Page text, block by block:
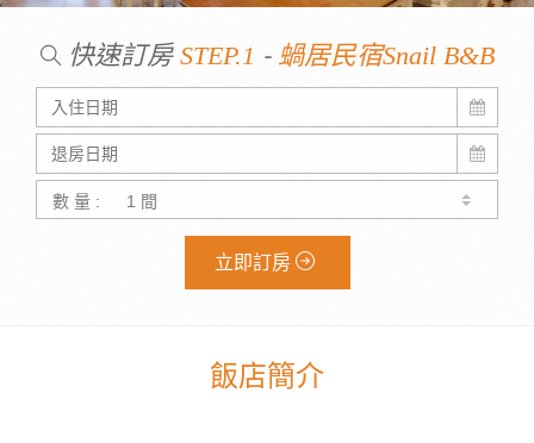
快速訂房 STEP.1 - 蝸居民宿Snail B&B
數 量 :
立即訂房
飯店簡介